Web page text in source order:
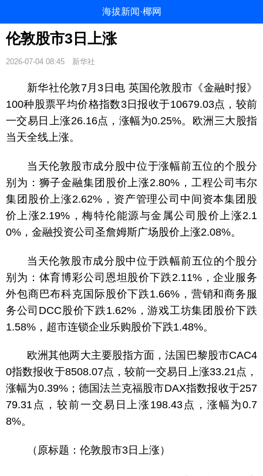
海拔新闻·椰网
伦敦股市3日上涨
2026-07-04 08:45 新华社
新华社伦敦7月3日电 英国伦敦股市《金融时报》
100种股票平均价格指数3日报收于10679.03点，较前
一交易日上涨26.16点，涨幅为0.25%。欧洲三大股指
当天全线上涨。
当天伦敦股市成分股中位于涨幅前五位的个股分
别为：狮子金融集团股价上涨2.80%，工程公司韦尔
集团股价上涨2.62%，资产管理公司中间资本集团股
价上涨2.19%，梅特伦能源与金属公司股价上涨2.1
0%，金融投资公司圣詹姆斯广场股价上涨2.08%。
当天伦敦股市成分股中位于跌幅前五位的个股分
别为：体育博彩公司恩坦股价下跌2.11%，企业服务
外包商巴布科克国际股价下跌1.66%，营销和商务服
务公司DCC股价下跌1.62%，游戏工坊集团股价下跌
1.58%，超市连锁企业乐购股价下跌1.48%。
欧洲其他两大主要股指方面，法国巴黎股市CAC4
0指数报收于8508.07点，较前一交易日上涨33.21点，
涨幅为0.39%；德国法兰克福股市DAX指数报收于257
79.31点，较前一交易日上涨198.43点，涨幅为0.7
8%。
（原标题：伦敦股市3日上涨）